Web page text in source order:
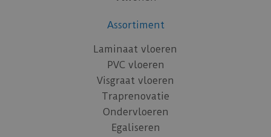
Assortiment
Laminaat vloeren
PVC vloeren
Visgraat vloeren
Traprenovatie
Ondervloeren
Egaliseren